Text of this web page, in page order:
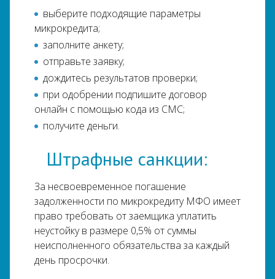
выберите подходящие параметры
микрокредита;
заполните анкету;
отправьте заявку;
дождитесь результатов проверки;
при одобрении подпишите договор
онлайн с помощью кода из СМС;
получите деньги.
Штрафные санкции:
За несвоевременное погашение
задолженности по микрокредиту МФО имеет
право требовать от заемщика уплатить
неустойку в размере 0,5% от суммы
неисполненного обязательства за каждый
день просрочки.